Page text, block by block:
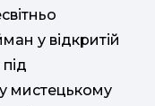
у відкритій
у мистецькому